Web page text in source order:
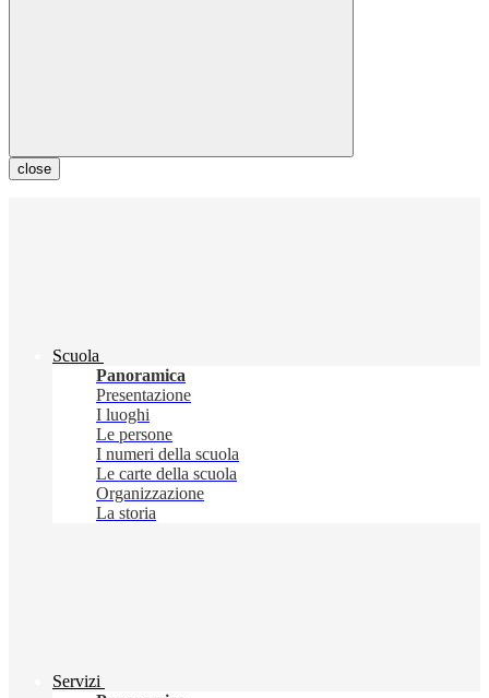
close
Scuola
Panoramica
Presentazione
I luoghi
Le persone
I numeri della scuola
Le carte della scuola
Organizzazione
La storia
Servizi